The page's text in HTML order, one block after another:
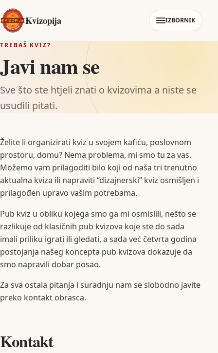
Kvizopija IZBORNIK
TREBAŠ KVIZ?
Javi nam se
Sve što ste htjeli znati o kvizovima a niste se
usudili pitati.
Želite li organizirati kviz u svojem kafiću, poslovnom
prostoru, domu? Nema problema, mi smo tu za vas.
Možemo vam prilagoditi bilo koji od naša tri trenutno
aktualna kviza ili napraviti “dizajnerski” kviz osmišljen i
prilagođen upravo vašim potrebama.
Pub kviz u obliku kojega smo ga mi osmislili, nešto se
razlikuje od klasičnih pub kvizova koje ste do sada
imali priliku igrati ili gledati, a sada već četvrta godina
postojanja našeg koncepta pub kvizova dokazuje da
smo napravili dobar posao.
Za sva ostala pitanja i suradnju nam se slobodno javite
preko kontakt obrasca.
Kontakt